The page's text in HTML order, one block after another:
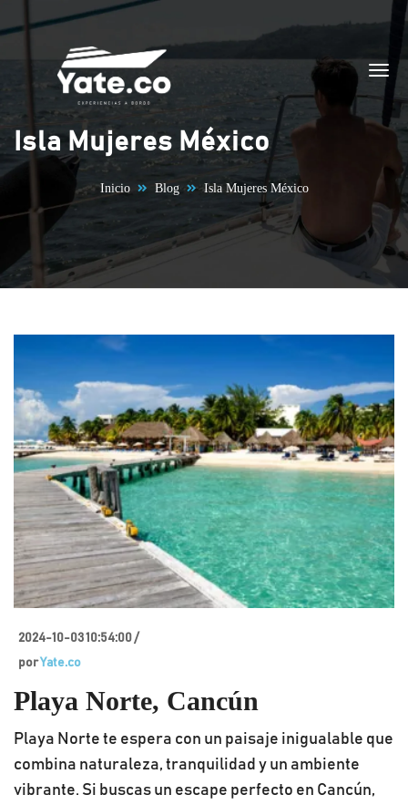
Saltar al contenido
Isla Mujeres México
Inicio Blog Isla Mujeres México
2024-10-03 10:54:00 /
porYate.co
Playa Norte, Cancún
Playa Norte te espera con un paisaje inigualable que
combina naturaleza, tranquilidad y un ambiente
vibrante. Si buscas un escape perfecto en Cancún,